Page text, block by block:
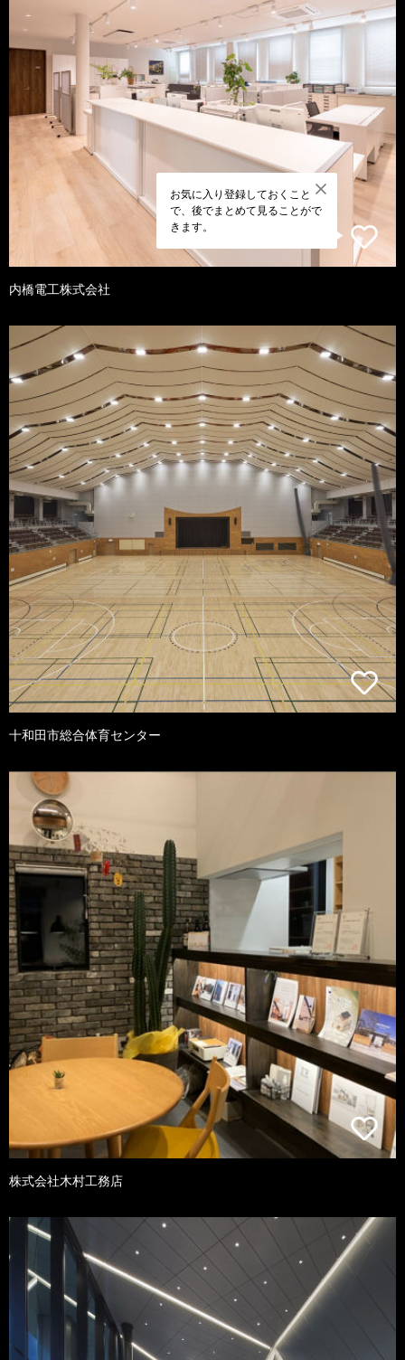
お気に入り登録しておくこと
で、後でまとめて見ることがで
きます。
内橋電工株式会社
十和田市総合体育センター
株式会社木村工務店